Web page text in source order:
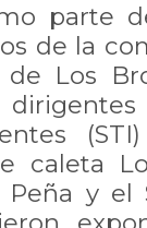
parte
de la
Los
caleta
y el